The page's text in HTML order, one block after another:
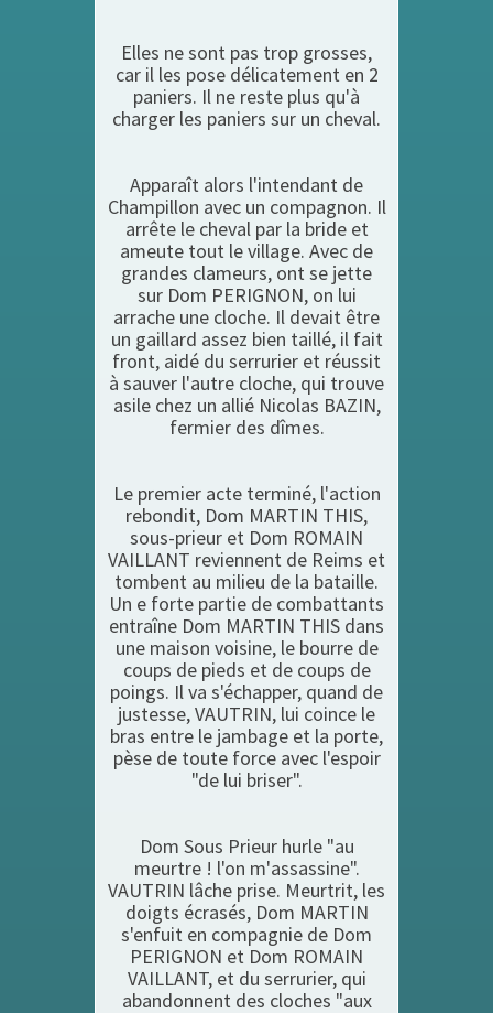
Elles ne sont pas trop grosses,
car il les pose délicatement en 2
paniers. Il ne reste plus qu'à
charger les paniers sur un cheval.
Apparaît alors l'intendant de
Champillon avec un compagnon. Il
arrête le cheval par la bride et
ameute tout le village. Avec de
grandes clameurs, ont se jette
sur Dom PERIGNON, on lui
arrache une cloche. Il devait être
un gaillard assez bien taillé, il fait
front, aidé du serrurier et réussit
à sauver l'autre cloche, qui trouve
asile chez un allié Nicolas BAZIN,
fermier des dîmes.
Le premier acte terminé, l'action
rebondit, Dom MARTIN THIS,
sous-prieur et Dom ROMAIN
VAILLANT reviennent de Reims et
tombent au milieu de la bataille.
Un e forte partie de combattants
entraîne Dom MARTIN THIS dans
une maison voisine, le bourre de
coups de pieds et de coups de
poings. Il va s'échapper, quand de
justesse, VAUTRIN, lui coince le
bras entre le jambage et la porte,
pèse de toute force avec l'espoir
"de lui briser".
Dom Sous Prieur hurle "au
meurtre ! l'on m'assassine".
VAUTRIN lâche prise. Meurtrit, les
doigts écrasés, Dom MARTIN
s'enfuit en compagnie de Dom
PERIGNON et Dom ROMAIN
VAILLANT, et du serrurier, qui
abandonnent des cloches "aux